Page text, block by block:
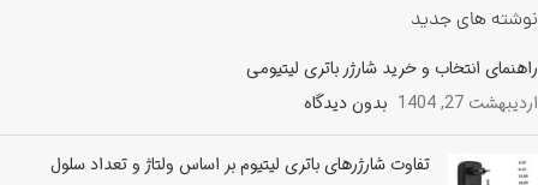
نوشته های جدید
راهنمای انتخاب و خرید شارژر باتری لیتیومی
اردیبهشت 27, 1404
بدون دیدگاه
تفاوت شارژرهای باتری لیتیوم بر اساس ولتاژ و تعداد سلول